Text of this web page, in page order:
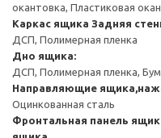
окантовка, Пластиковая
Каркас ящика Задняя
ДСП, Полимерная пленка
Дно ящика:
ДСП, Полимерная пленка,
Направляющие
Оцинкованная сталь
Фронтальная панель